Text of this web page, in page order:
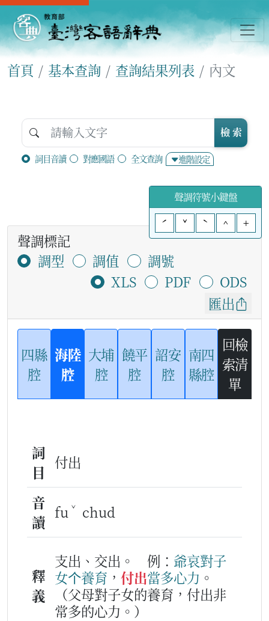
首頁 基本查詢 查詢結果列表 內文
詞目音讀 對應國語 全文查詢 進階設定
檢 索
聲調符號小鍵盤
ˊ
ˇ ˋ ^ +
聲調標記
調型
調值
調號
XLS
PDF
ODS
匯出
四縣
腔
海陸
腔
大埔
腔
饒平
腔
詔安
腔
南四
縣腔
回檢
索清
單
詞
目
付出
音
讀
fu ˇ chud
釋
義
支出、交出。 例： 爺哀對子
女个養育 ， 付出當多心力 。
（父母對子女的養育，付出非
常多的心力。）